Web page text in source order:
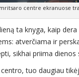
centre ekranuose
ta knyga, kaip
atverčiama ir
sikhai priima dienos
tuo daugiau